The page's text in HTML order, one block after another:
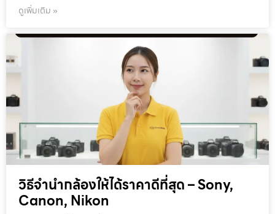
ดูเพิ่มเติม »
วิธีจำนำกล้องให้ได้ราคาดีที่สุด – Sony,
Canon, Nikon